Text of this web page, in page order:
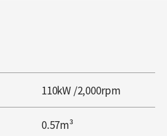
110kW /2,000rpm
0.57m³